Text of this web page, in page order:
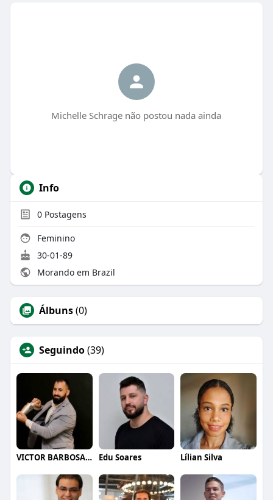
Michelle Schrage não postou nada ainda
Info
0Postagens
Feminino
30-01-89
Morando em Brazil
Álbuns(0)
Seguindo(39)
VICTOR BARBOSA QUARANTA Edu Soares Lílian Silva